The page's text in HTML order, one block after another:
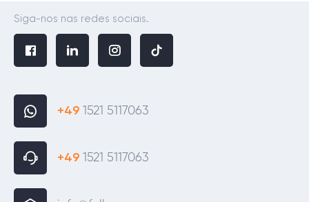
Siga-nos nas redes sociais.
+49 1521 5117063
+49 1521 5117063